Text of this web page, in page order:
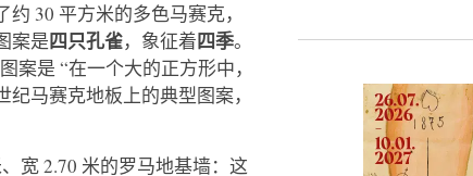
30 平方米的多色马赛克，
案是四只孔雀，象征着四季。
案是 “在一个大的正方形中，
马赛克地板上的典型图案，
宽 2.70 米的罗马地基墙：这